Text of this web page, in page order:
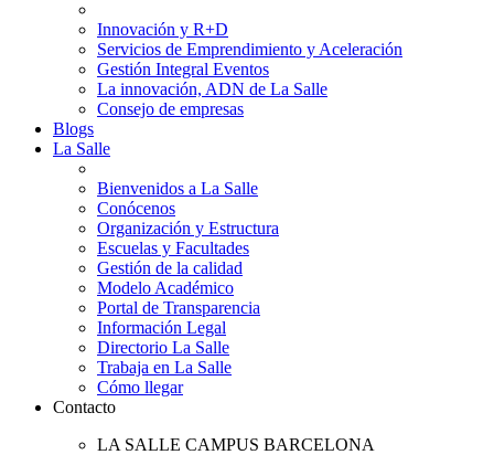
Innovación y R+D
Servicios de Emprendimiento y Aceleración
Gestión Integral Eventos
La innovación, ADN de La Salle
Consejo de empresas
Blogs
La Salle
Bienvenidos a La Salle
Conócenos
Organización y Estructura
Escuelas y Facultades
Gestión de la calidad
Modelo Académico
Portal de Transparencia
Información Legal
Directorio La Salle
Trabaja en La Salle
Cómo llegar
Contacto
LA SALLE CAMPUS BARCELONA